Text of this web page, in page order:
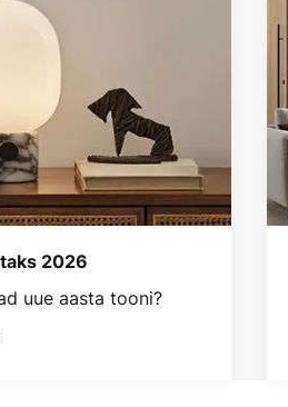
2026
uue aasta tooni?